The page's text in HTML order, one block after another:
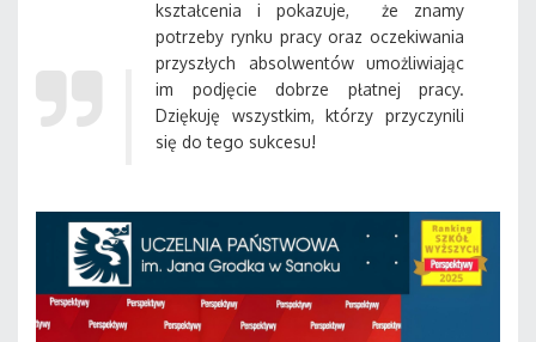
kształcenia i pokazuje, że znamy
potrzeby rynku pracy oraz oczekiwania
przyszłych absolwentów umożliwiając
im podjęcie dobrze płatnej pracy.
Dziękuję wszystkim, którzy przyczynili
się do tego sukcesu!